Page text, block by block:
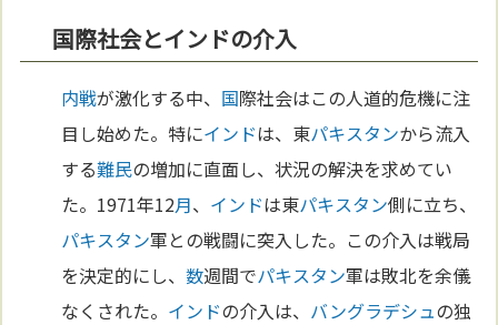
国際社会とインドの介入
内戦が激化する中、 国際社会はこの人道的危機に注
目し始めた。特にインドは、東パキスタンから流入
する難民の増加に直面し、状況の解決を求めてい
た。1971年12月、 インドは東パキスタン側に立ち、
パキスタン軍との戦闘に突入した。この介入は戦局
を決定的にし、数週間でパキスタン軍は敗北を余儀
なくされた。 インドの介入は、 バングラデシュの独